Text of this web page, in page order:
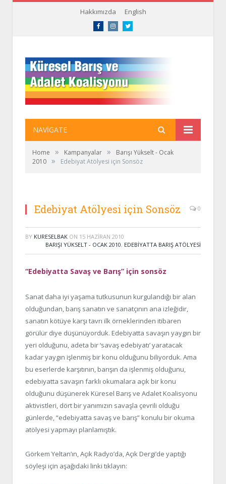
Hakkımızda English
FacebookInstagramTwitter
NAVIGATE
Home » Kampanyalar »
Barışı Yükselt - Ocak
2010 » Edebiyat Atölyesi için Sonsöz
Edebiyat Atölyesi için Sonsöz 0
BY KURESELBAK ON 15 HAZIRAN 2010
BARIŞI YÜKSELT - OCAK 2010, EDEBIYATTA BARIŞ ATÖLYESI
“Edebiyatta Savaş ve Barış” için sonsöz
Sanat daha iyi yaşama tutkusunun kurgulandığı bir alan
olduğundan, barış sanatın ve sanatçının ana izleğidir,
sanatın kötüye karşı tavrı ilk örneklerinden itibaren
görülür diye düşünüyorduk. Edebiyatta savaşın yaygın bir
yeri olduğunu, adeta bir ‘savaş edebiyatı’ yaratacak
kadar yaygın işlenmiş bir konu olduğunu biliyorduk. Ama
bu eserlerde karşıtının, barışın da işlenmiş olduğunu,
edebiyatta savaşın farklı okumalara açık bir konu
olduğunu düşünerek Küresel Barış ve Adalet Koalisyonu
aktivistleri, dört bir yanımızın savaşla çevrili olduğu
günlerde, “edebiyatta savaş ve barış” konulu bir okuma
atölyesi yapmayı planlamıştık.
Görkem Yeltan’ın, Açık Radyo’da, Açık Dergi’de yaptığı
söyleşi için aşağıdaki linki tıklayın: